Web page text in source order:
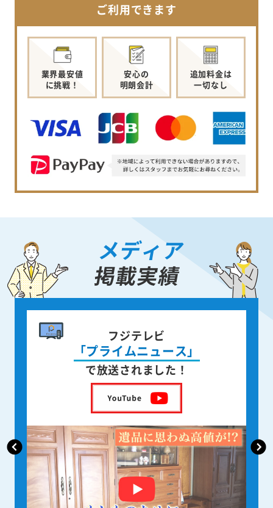
ご利用できます
業界最安値
に挑戦！
安心の
明朗会計
追加料金は
一切なし
メディア
掲載実績
書籍出版
身近な人が
亡くなった後の遺品整理
を出版しました！